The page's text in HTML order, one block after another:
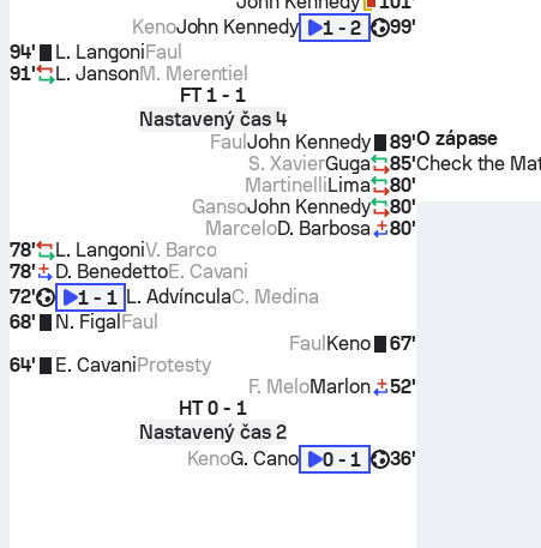
99'
1 - 2
John Kennedy
Keno
94'
L. LangoniFaul
91'
L. JansonM. Merentiel
FT 1 - 1
Nastavený čas 4
89'
John Kennedy
Faul
85'
Guga
S. Xavier
80'
Lima
Martinelli
80'
John Kennedy
Ganso
80'
D. Barbosa
Marcelo
78'
L. LangoniV. Barco
78'
D. BenedettoE. Cavani
72'
1 - 1 L. AdvínculaC. Medina
68'
N. Figal Faul
67'
Keno
Faul
64'
E. CavaniProtesty
52'
Marlon
F. Melo
HT 0 - 1
Nastavený čas 2
36'
0 - 1
G. Cano
Keno
O zápase
Check the